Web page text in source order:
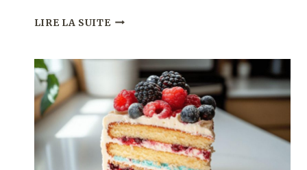
LIRE LA SUITECOMBIEN
PAR
POUR
UN
RÉGIME
ÉQUILIBRÉ
?